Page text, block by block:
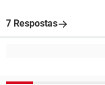
7 Respostas